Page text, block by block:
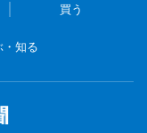
買う
・知る